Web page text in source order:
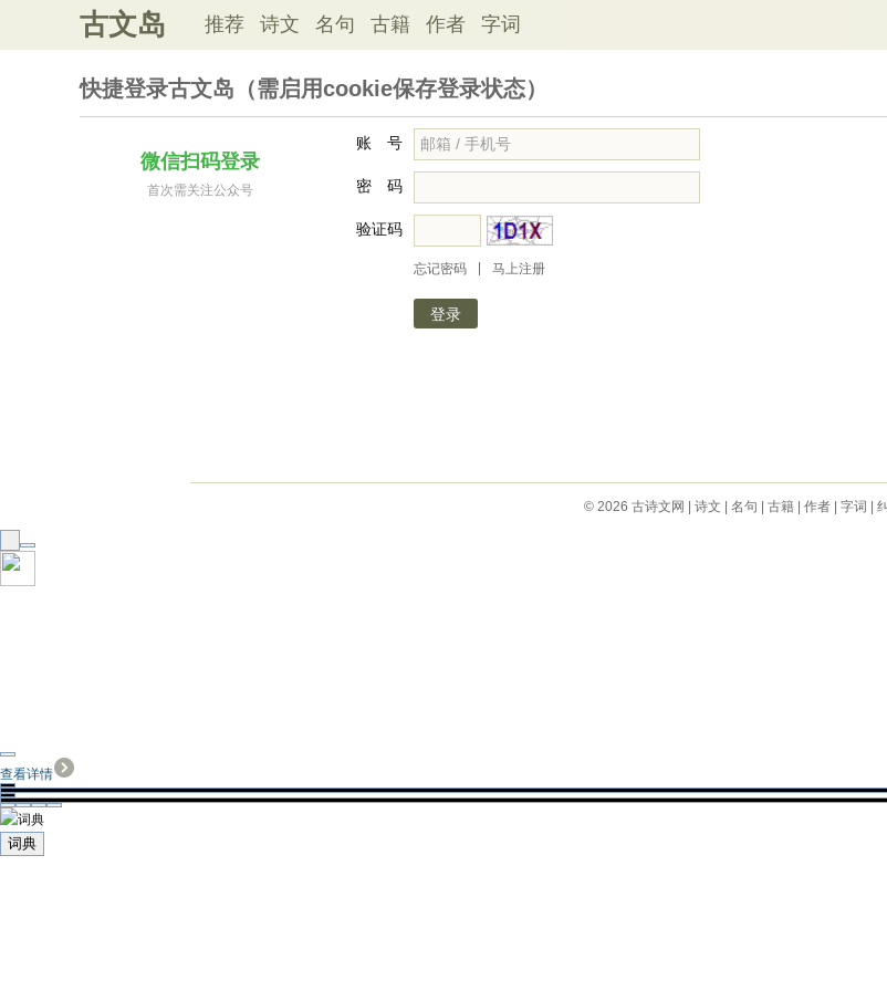
古文岛 推荐 诗文 名句 古籍 作者 字词
快捷登录古文岛（需启用cookie保存登录状态）
微信扫码登录
首次需关注公众号
账 号
密 码
验证码
忘记密码 马上注册
© 2026 古诗文网 诗文 名句 古籍| 作者| 字词
查看详情
词典